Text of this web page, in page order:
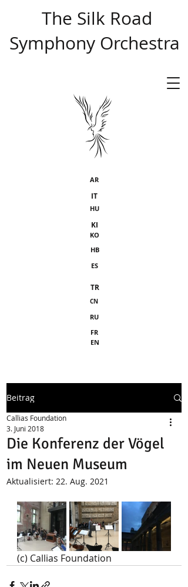
​ The Silk Road
Symphony Orchestra
TR
CN
RU
AR
IT
HU
KI
KO
HB
ES
FR
EN
Beitrag
Die Konferenz der Vögel
im Neuen Museum
Callias Foundation
3. Juni 2018
Aktualisiert: 22. Aug. 2021
(c) Callias Foundation